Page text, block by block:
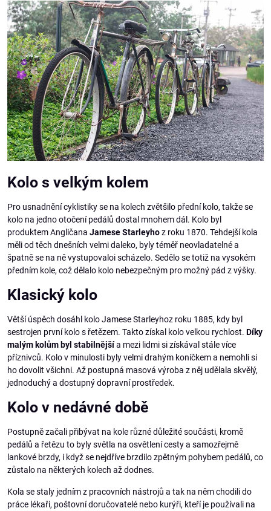
Kolo s velkým kolem
Pro usnadnění cyklistiky se na kolech zvětšilo přední kolo, takže se
kolo na jedno otočení pedálů dostal mnohem dál. Kolo byl
produktem Angličana Jamese Starleyhoz roku 1870. Tehdejší kola
měli od těch dnešních velmi daleko, byly téměř neovladatelné a
špatně se na ně vystupovaloi scházelo. Sedělo se totiž na vysokém
předním kole, což dělalo kolo nebezpečným pro možný pád z výšky.
Klasický kolo
Větší úspěch dosáhl kolo Jamese Starleyhoz roku 1885, kdy byl
sestrojen první kolo s řetězem. Takto získal kolo velkou rychlost. Díky
malým kolům byl stabilnějšía mezi lidmi si získával stále více
příznivců. Kolo v minulosti byly velmi drahým koníčkem a nemohli si
ho dovolit všichni. Až postupná masová výroba z něj udělala skvělý,
jednoduchý a dostupný dopravní prostředek.
Kolo v nedávné době
Postupně začali přibývat na kole různé důležité součásti, kromě
pedálů a řetězu to byly světla na osvětlení cesty a samozřejmě
lankové brzdy, i když se nejdříve brzdilo zpětným pohybem pedálů, co
zůstalo na některých kolech až dodnes.
Kola se staly jedním z pracovních nástrojů a tak na něm chodili do
práce lékaři, poštovní doručovatelé nebo kurýři, kteří je používali na